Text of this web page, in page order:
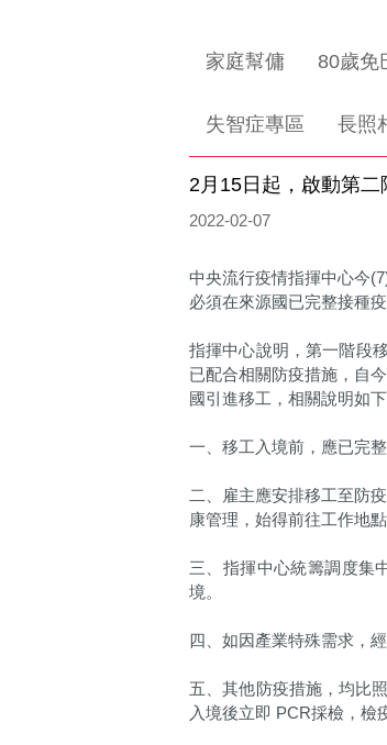
家庭幫傭 80歲免
失智症專區 長照
2月15日起，啟動第
2022-02-07
中央流行疫情指揮中心今
必須在來源國已完整接種
指揮中心說明，第一階段
已配合相關防疫措施，自
國引進移工，相關說明如下
一、移工入境前，應已完
二、雇主應安排移工至防
康管理，始得前往工作地點
三、指揮中心統籌調度集
境。
四、如因產業特殊需求，
五、其他防疫措施，均比
入境後立即 PCR採檢，檢